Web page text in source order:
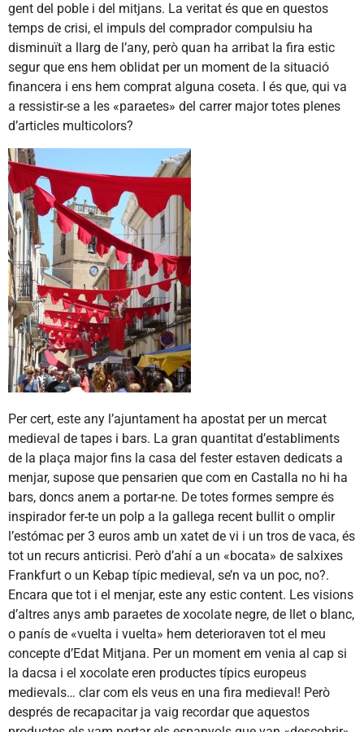
gent del poble i del mitjans. La veritat és que en questos
temps de crisi, el impuls del comprador compulsiu ha
disminuït a llarg de l’any, però quan ha arribat la fira estic
segur que ens hem oblidat per un moment de la situació
financera i ens hem comprat alguna coseta. I és que, qui va
a ressistir-se a les «paraetes» del carrer major totes plenes
d’articles multicolors?
Per cert, este any l’ajuntament ha apostat per un mercat
medieval de tapes i bars. La gran quantitat d’establiments
de la plaça major fins la casa del fester estaven dedicats a
menjar, supose que pensarien que com en Castalla no hi ha
bars, doncs anem a portar-ne. De totes formes sempre és
inspirador fer-te un polp a la gallega recent bullit o omplir
l’estómac per 3 euros amb un xatet de vi i un tros de vaca, és
tot un recurs anticrisi. Però d’ahí a un «bocata» de salxixes
Frankfurt o un Kebap típic medieval, se’n va un poc, no?.
Encara que tot i el menjar, este any estic content. Les visions
d’altres anys amb paraetes de xocolate negre, de llet o blanc,
o panís de «vuelta i vuelta» hem deterioraven tot el meu
concepte d’Edat Mitjana. Per un moment em venia al cap si
la dacsa i el xocolate eren productes típics europeus
medievals… clar com els veus en una fira medieval! Però
després de recapacitar ja vaig recordar que aquestos